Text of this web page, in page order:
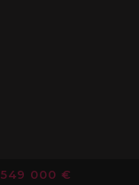
549 000 €